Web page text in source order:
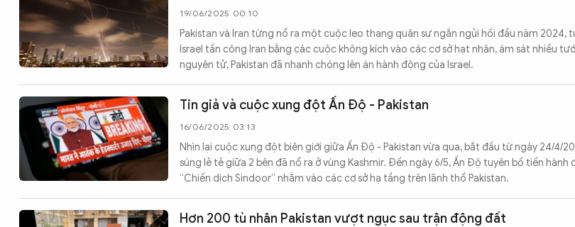
19/06/2025 00:10
Pakistan và Iran từng nổ ra một cuộc leo thang quân sự ngắn ngủi hồi đầu năm 2024,
Israel tấn công Iran bằng các cuộc không kích vào các cơ sở hạt nhân, ám sát nhiều
nguyên tử, Pakistan đã nhanh chóng lên án hành động của Israel.
Tin giả và cuộc xung đột Ấn Độ - Pakistan
16/06/2025 03:13
Nhìn lại cuộc xung đột biên giới giữa Ấn Độ - Pakistan vừa qua, bắt đầu từ ngày 24/4/
súng lẻ tẻ giữa 2 bên đã nổ ra ở vùng Kashmir. Đến ngày 6/5, Ấn Độ tuyên bố tiến
“Chiến dịch Sindoor” nhằm vào các cơ sở hạ tầng trên lãnh thổ Pakistan.
Hơn 200 tù nhân Pakistan vượt ngục sau trận động đất